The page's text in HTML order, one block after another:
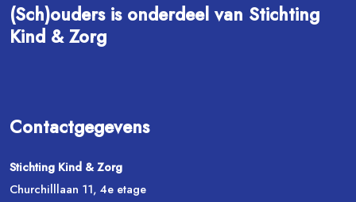
(Sch)ouders is onderdeel van Stichting
Kind & Zorg
Contactgegevens
Stichting Kind & Zorg
Churchilllaan 11, 4e etage